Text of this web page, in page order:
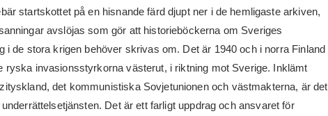
startskottet på en hisnande färd djupt ner i de hemligaste arkiven,
avslöjas som gör att historieböckerna om Sveriges
i de stora krigen behöver skrivas om. Det är 1940 och i norra Finland
ryska invasionsstyrkorna västerut, i riktning mot Sverige. Inklämt
det kommunistiska Sovjetunionen och västmakterna, är det
Det är ett farligt uppdrag och ansvaret för